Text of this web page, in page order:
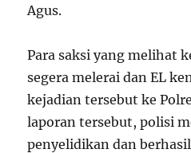
Agus.
Para saksi yang melihat
segera melerai dan EL
kejadian tersebut ke
laporan tersebut, polisi
penyelidikan dan